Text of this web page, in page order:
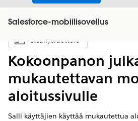
Salesforce-mobiilisovellus
Näytä sisällysluettelo
Sisällysluettelo
Kokoonpanon
mukautettavan
aloitussivulle
Salli käyttäjien käyttää mukautettua